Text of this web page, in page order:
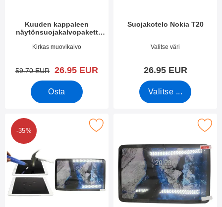
Kuuden kappaleen
näytönsuojakalvopakett
Tuote.nro 45102
Kirkas muovikalvo
vanha hinta
59.70 EUR uusi hinta
26.95 EUR
Osta
Suojakotelo Nokia T20
Tuote.nro 42959
Valitse väri
26.95 EUR
Valitse ...
-35%
näytönsuoja karkaistusta lasista Nokia T20 suosikiksi
Merkitse näytönsuoja